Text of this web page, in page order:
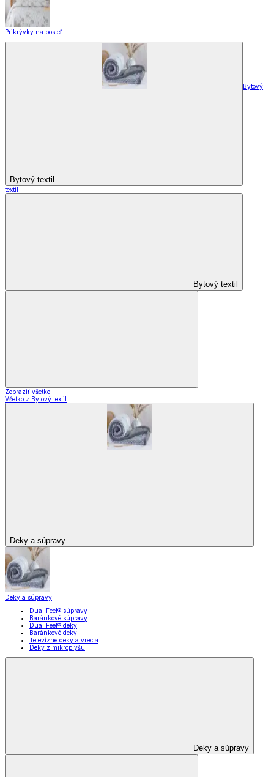
Prikrývky na posteľ
Bytový textil
Bytový
textil
Bytový textil
Zobraziť všetko
Všetko z Bytový textil
Deky a súpravy
Deky a súpravy
Dual Feel® súpravy
Baránkové súpravy
Dual Feel® deky
Baránkové deky
Televízne deky a vrecia
Deky z mikroplyšu
Deky a súpravy